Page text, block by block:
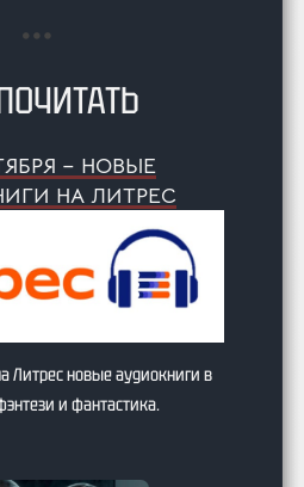
– НОВЫЕ
НА ЛИТРЕС
Литрес новые аудиокниги в
и фантастика.